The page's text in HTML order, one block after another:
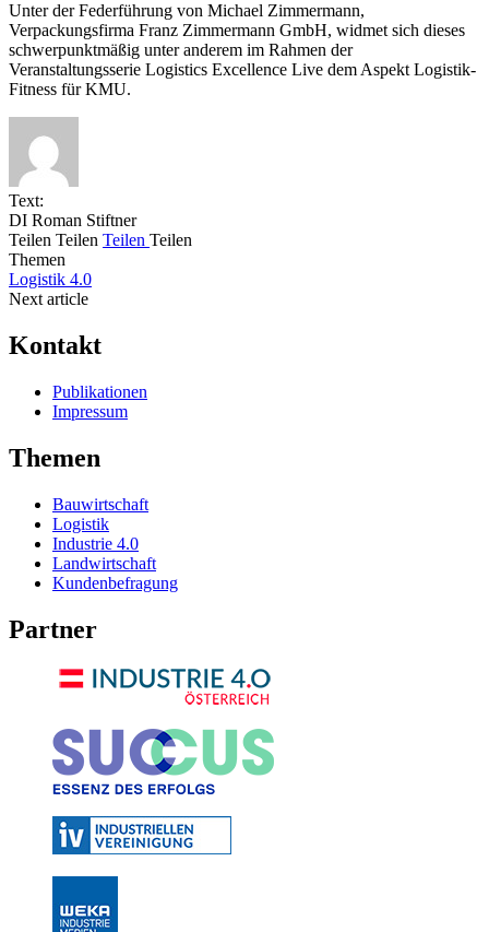
Unter der Federführung von Michael Zimmermann,
Verpackungsfirma Franz Zimmermann GmbH, widmet sich dieses
schwerpunktmäßig unter anderem im Rahmen der
Veranstaltungsserie Logistics Excellence Live dem Aspekt Logistik-
Fitness für KMU.
Text:
DI Roman Stiftner
Teilen Teilen Teilen Teilen
Themen
Logistik 4.0
Next article
Kontakt
Publikationen
Impressum
Themen
Bauwirtschaft
Logistik
Industrie 4.0
Landwirtschaft
Kundenbefragung
Partner